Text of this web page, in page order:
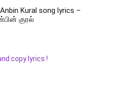
Kural song lyrics –
குரல்
copy lyrics !